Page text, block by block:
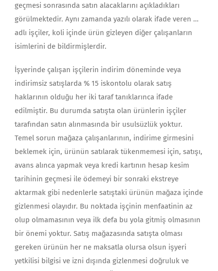
geçmesi sonrasında satın alacaklarını açıkladıkları
görülmektedir. Aynı zamanda yazılı olarak ifade veren …
adlı işçiler, koli içinde ürün gizleyen diğer çalışanların
isimlerini de bildirmişlerdir.
İşyerinde çalışan işçilerin indirim döneminde veya
indirimsiz satışlarda % 15 iskontolu olarak satış
haklarının olduğu her iki taraf tanıklarınca ifade
edilmiştir. Bu durumda satışta olan ürünlerin işçiler
tarafından satın alınmasında bir usulsüzlük yoktur.
Temel sorun mağaza çalışanlarının, indirime girmesini
beklemek için, ürünün satılarak tükenmemesi için, satışı,
avans alınca yapmak veya kredi kartının hesap kesim
tarihinin geçmesi ile ödemeyi bir sonraki ekstreye
aktarmak gibi nedenlerle satıştaki ürünün mağaza içinde
gizlenmesi olayıdır. Bu noktada işçinin menfaatinin az
olup olmamasının veya ilk defa bu yola gitmiş olmasının
bir önemi yoktur. Satış mağazasında satışta olması
gereken ürünün her ne maksatla olursa olsun işyeri
yetkilisi bilgisi ve izni dışında gizlenmesi doğruluk ve